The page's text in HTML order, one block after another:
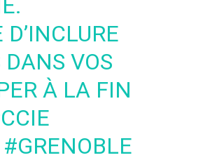
D’INCLURE
VOS
À LA FIN
#GRENOBLE